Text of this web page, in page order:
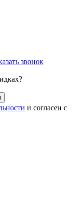
звонок
и согласен с